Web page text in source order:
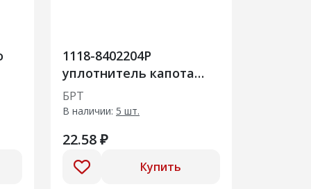
1118-8402204Р
уплотнитель капота
передний
БРТ
В наличии: 5 шт.
22.58 ₽
Купить